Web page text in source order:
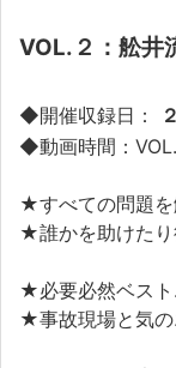
VOL.２： 舩井
◆開催収録日：
◆動画時間：
★すべての問題を
★誰かを助けたり
★必要必然ベス
★事故現場と気